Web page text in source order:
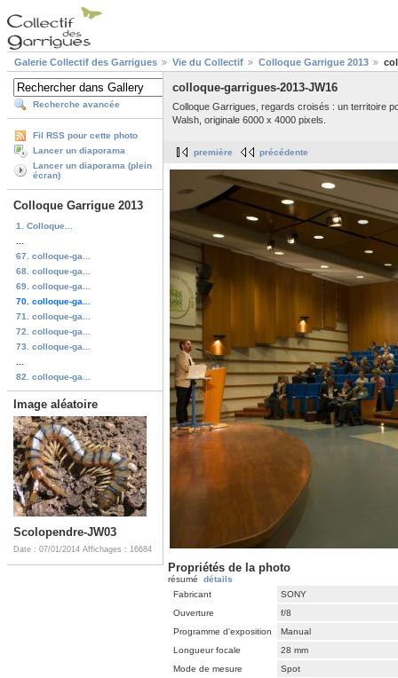
Galerie Collectif des Garrigues Vie du Collectif Colloque Garrigue 2013
Recherche avancée
Fil RSS pour cette photo
Lancer un diaporama
Lancer un diaporama (plein
écran)
Colloque Garrigue 2013
1. Colloque...
67. colloque-ga...
68. colloque-ga...
69. colloque-ga...
70. colloque-ga...
71. colloque-ga...
72. colloque-ga...
73. colloque-ga...
82. colloque-ga...
Image aléatoire
Scolopendre-JW03
Date : 07/01/2014 Affichages : 16684
colloque-garrigues-2013-JW16
Colloque Garrigues, regards croisés : un territoire
Walsh, originale 6000 x 4000 pixels.
première précédente
Propriétés de la photo
résumé détails
Fabricant
SONY
Ouverture
f/8
Programme d'exposition
Manual
Longueur focale
28 mm
Mode de mesure
Spot